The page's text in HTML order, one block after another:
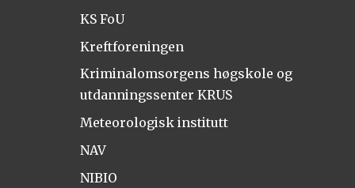
KS FoU
Kreftforeningen
Kriminalomsorgens høgskole og
utdanningssenter KRUS
Meteorologisk institutt
NAV
NIBIO